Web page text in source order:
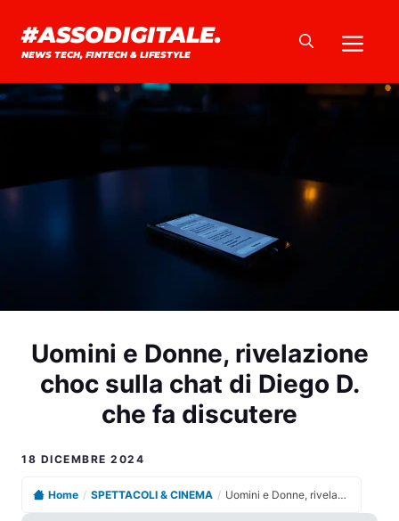
contenuto
#ASSODIGITALE.
NEWS TECH, FINTECH & LIFESTYLE
Uomini e Donne, rivelazione
choc sulla chat di Diego D.
che fa discutere
18 DICEMBRE 2024
Home / SPETTACOLI & CINEMA / Uomini e Donne, rivelazione choc sulla chat di Diego D. che fa discutere